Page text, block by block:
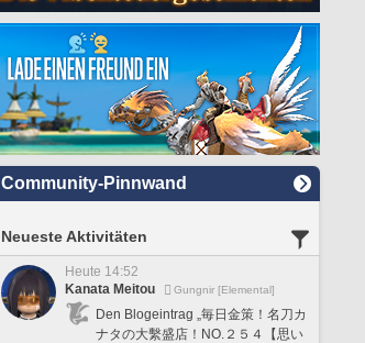
Community-Pinnwand
Neueste Aktivitäten
Heute 14:52
Kanata Meitou
Gungnir [Elemental]
Den Blogeintrag „毎日金策！名刀カ
ナタの大繫盛店！NO.２５４【思い